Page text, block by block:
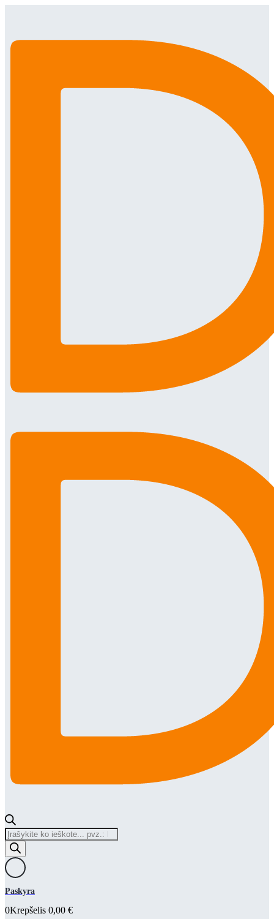
Products
search
Paskyra
0Krepšelis 0,00 €